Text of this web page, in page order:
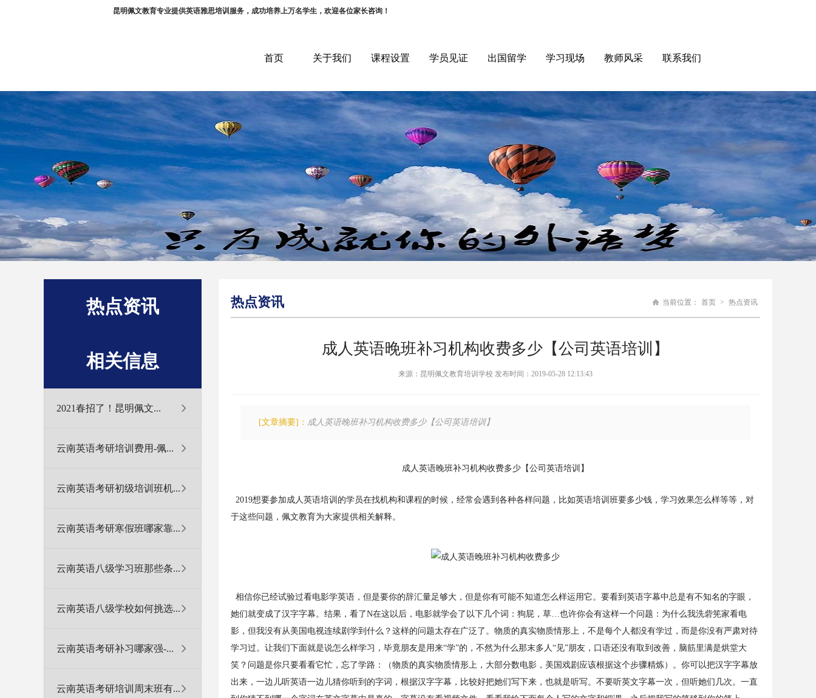
昆明佩文教育专业提供英语雅思培训服务，成功培养上万名学生，欢迎各位家长咨询！
首页 关于我们 课程设置 学员见证 出国留学 学习现场 教师风采 联系我们
热点资讯
相关信息
2021春招了！昆明佩文...
云南英语考研培训费用-佩...
云南英语考研初级培训班机...
云南英语考研寒假班哪家靠...
云南英语八级学习班那些条...
云南英语八级学校如何挑选...
云南英语考研补习哪家强-...
云南英语考研培训周末班有...
热点资讯 当前位置： 首页 > 热点资讯
成人英语晚班补习机构收费多少【公司英语培训】
来源：昆明佩文教育培训学校 发布时间：2019-05-28 12:13:43
[文章摘要]： 成人英语晚班补习机构收费多少【公司英语培训】
成人英语晚班补习机构收费多少【公司英语培训】
2019想要参加成人英语培训的学员在找机构和课程的时候，经常会遇到各种各样问题，比如英语培训班要多少钱，学习效果怎么样等等，对
于这些问题，佩文教育为大家提供相关解释。
相信你已经试验过看电影学英语，但是要你的辞汇量足够大，但是你有可能不知道怎么样运用它。要看到英语字幕中总是有不知名的字眼，
她们就变成了汉字字幕。结果，看了N在这以后，电影就学会了以下几个词：狗屁，草…也许你会有这样一个问题：为什么我洗砦筅家看电
影，但我没有从美国电视连续剧学到什么？这样的问题太存在广泛了。物质的真实物质情形上，不是每个人都没有学过，而是你没有严肃对待
学习过。让我们下面就是说怎么样学习，毕竟朋友是用来“学”的，不然为什么那末多人“见”朋友，口语还没有取到改善，脑筋里满是烘堂大
笑？问题是你只要看看它忙，忘了学路：（物质的真实物质情形上，大部分数电影，美国戏剧应该根据这个步骤精炼）。你可以把汉字字幕放
出来，一边儿听英语一边儿猜你听到的字词，根据汉字字幕，比较好把她们写下来，也就是听写。不要听英文字幕一次，但听她们几次。一直